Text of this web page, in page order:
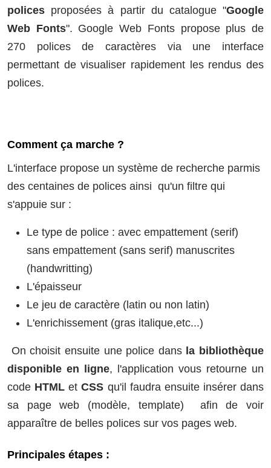
polices proposées à partir du catalogue "Google
Web Fonts". Google Web Fonts propose plus de
270 polices de caractères via une interface
permettant de visualiser rapidement les rendus des
polices.
Comment ça marche ?
L'interface propose un système de recherche parmis
des centaines de polices ainsi qu'un filtre qui
s'appuie sur :
Le type de police : avec empattement (serif)
sans empattement (sans serif) manuscrites
(handwritting)
L'épaisseur
Le jeu de caractère (latin ou non latin)
L'enrichissement (gras italique,etc...)
On choisit ensuite une police dans la bibliothèque
disponible en ligne, l'application vous retourne un
code HTML etCSS qu'il faudra ensuite insérer dans
sa page web (modèle, template) afin de voir
apparaître de belles polices sur vos pages web.
Principales étapes :